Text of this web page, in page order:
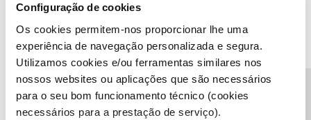
Configuração de cookies
Os cookies permitem-nos proporcionar lhe uma
experiência de navegação personalizada e segura.
Utilizamos cookies e/ou ferramentas similares nos
nossos websites ou aplicações que são necessários
para o seu bom funcionamento técnico (cookies
necessários para a prestação de serviço).
Ajude a comunidade a encontrar informação relevante. Marque
como "Melhor Resposta" e faça "Like" nos melhores comentários.
sempre a par das ultimas novidades.